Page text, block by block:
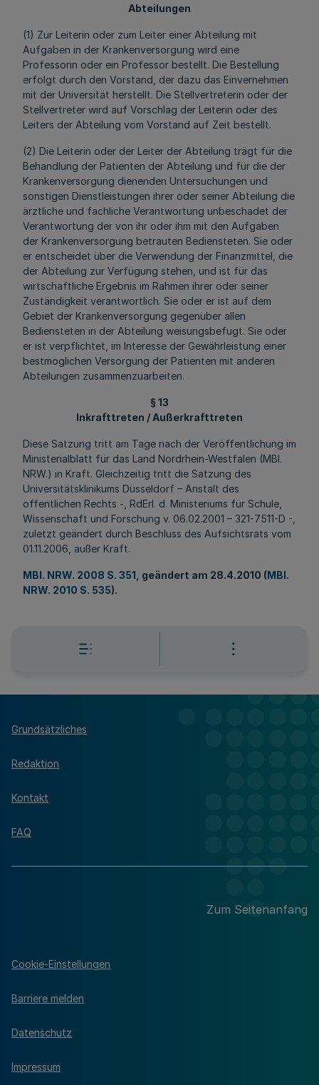
Abteilungen
(1) Zur Leiterin oder zum Leiter einer Abteilung mit
Aufgaben in der Krankenversorgung wird eine
Professorin oder ein Professor bestellt. Die Bestellung
erfolgt durch den Vorstand, der dazu das Einvernehmen
mit der Universität herstellt. Die Stellvertreterin oder der
Stellvertreter wird auf Vorschlag der Leiterin oder des
Leiters der Abteilung vom Vorstand auf Zeit bestellt.
(2) Die Leiterin oder der Leiter der Abteilung trägt für die
Behandlung der Patienten der Abteilung und für die der
Krankenversorgung dienenden Un­tersuchungen und
sonstigen Dienstleistungen ihrer oder seiner Abteilung die
ärztliche und fachliche Verantwortung unbeschadet der
Verantwortung der von ihr oder ihm mit den Aufgaben
der Krankenversorgung betrauten Bediensteten. Sie oder
er entscheidet über die Verwendung der Finanzmittel, die
der Abteilung zur Verfügung stehen, und ist für das
wirtschaftliche Ergebnis im Rahmen ihrer oder seiner
Zuständigkeit verantwortlich. Sie oder er ist auf dem
Gebiet der Krankenversorgung gegenüber allen
Bediensteten in der Abteilung weisungsbefugt. Sie oder
er ist verpflichtet, im Interesse der Gewährleistung einer
bestmöglichen Versorgung der Patienten mit anderen
Abteilungen zusammenzuarbeiten.
§ 13
Inkrafttreten / Außerkrafttreten
Diese Satzung tritt am Tage nach der Veröffentlichung im
Ministerialblatt für das Land Nordrhein-Westfalen (MBl.
NRW.) in Kraft. Gleichzeitig tritt die Satzung des
Universitätsklinikums Düsseldorf – Anstalt des
öffentlichen Rechts -, RdErl. d. Ministeriums für Schule,
Wissenschaft und Forschung v. 06.02.2001 – 321-7511-D -,
zuletzt geändert durch Beschluss des Aufsichtsrats vom
01.11.2006, außer Kraft.
MBl. NRW. 2008 S. 351 , geändert am 28.4.2010 (MBl.
NRW. 2010 S. 535).
Grundsätzliches
Redaktion
Kontakt
FAQ
Zum Seitenanfang
Cookie-Einstellungen
Barriere melden
Datenschutz
Impressum